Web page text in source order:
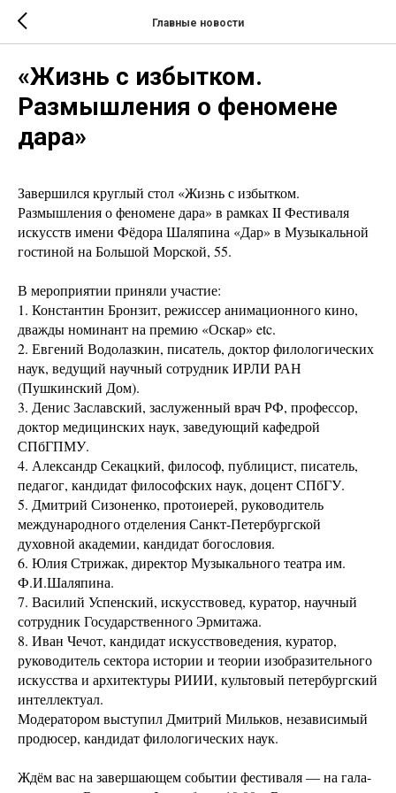
Главные новости
«Жизнь с избытком.
Размышления о феномене
дара»
Завершился круглый стол «Жизнь с избытком.
Размышления о феномене дара» в рамках II Фестиваля
искусств имени Фёдора Шаляпина «Дар» в Музыкальной
гостиной на Большой Морской, 55.
В мероприятии приняли участие:
1. Константин Бронзит, режиссер анимационного кино,
дважды номинант на премию «Оскар» etc.
2. Евгений Водолазкин, писатель, доктор филологических
наук, ведущий научный сотрудник ИРЛИ РАН
(Пушкинский Дом).
3. Денис Заславский, заслуженный врач РФ, профессор,
доктор медицинских наук, заведующий кафедрой
СПбГПМУ.
4. Александр Секацкий, философ, публицист, писатель,
педагог, кандидат философских наук, доцент СПбГУ.
5. Дмитрий Сизоненко, протоиерей, руководитель
международного отделения Санкт-Петербургской
духовной академии, кандидат богословия.
6. Юлия Стрижак, директор Музыкального театра им.
Ф.И.Шаляпина.
7. Василий Успенский, искусствовед, куратор, научный
сотрудник Государственного Эрмитажа.
8. Иван Чечот, кандидат искусствоведения, куратор,
руководитель сектора истории и теории изобразительного
искусства и архитектуры РИИИ, культовый петербургский
интеллектуал.
Модератором выступил Дмитрий Мильков, независимый
продюсер, кандидат филологических наук.
Ждём вас на завершающем событии фестиваля — на гала-